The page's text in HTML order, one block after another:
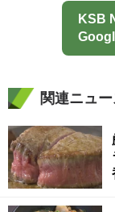
KSB
関連ニュー